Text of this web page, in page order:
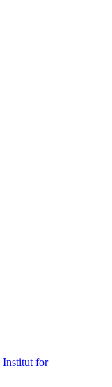
Institut for